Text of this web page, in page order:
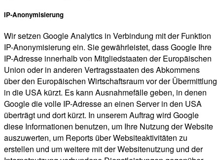
IP-Anonymisierung
Wir setzen Google Analytics in Verbindung mit der Funktion
IP-Anonymisierung ein. Sie gewährleistet, dass Google Ihre
IP-Adresse innerhalb von Mitgliedstaaten der Europäischen
Union oder in anderen Vertragsstaaten des Abkommens
über den Europäischen Wirtschaftsraum vor der Übermittlung
in die USA kürzt. Es kann Ausnahmefälle geben, in denen
Google die volle IP-Adresse an einen Server in den USA
überträgt und dort kürzt. In unserem Auftrag wird Google
diese Informationen benutzen, um Ihre Nutzung der Website
auszuwerten, um Reports über Websiteaktivitäten zu
erstellen und um weitere mit der Websitenutzung und der